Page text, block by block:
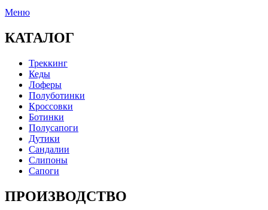
Меню
КАТАЛОГ
Треккинг
Кеды
Лоферы
Полуботинки
Кроссовки
Ботинки
Полусапоги
Дутики
Сандалии
Слипоны
Сапоги
ПРОИЗВОДСТВО